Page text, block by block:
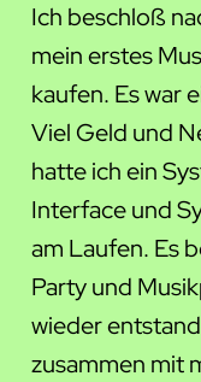
Ich beschloß
mein erstes
kaufen. Es war
Viel Geld und
hatte ich ein
Interface und
am Laufen. Es
Party und
wieder
zusammen mit